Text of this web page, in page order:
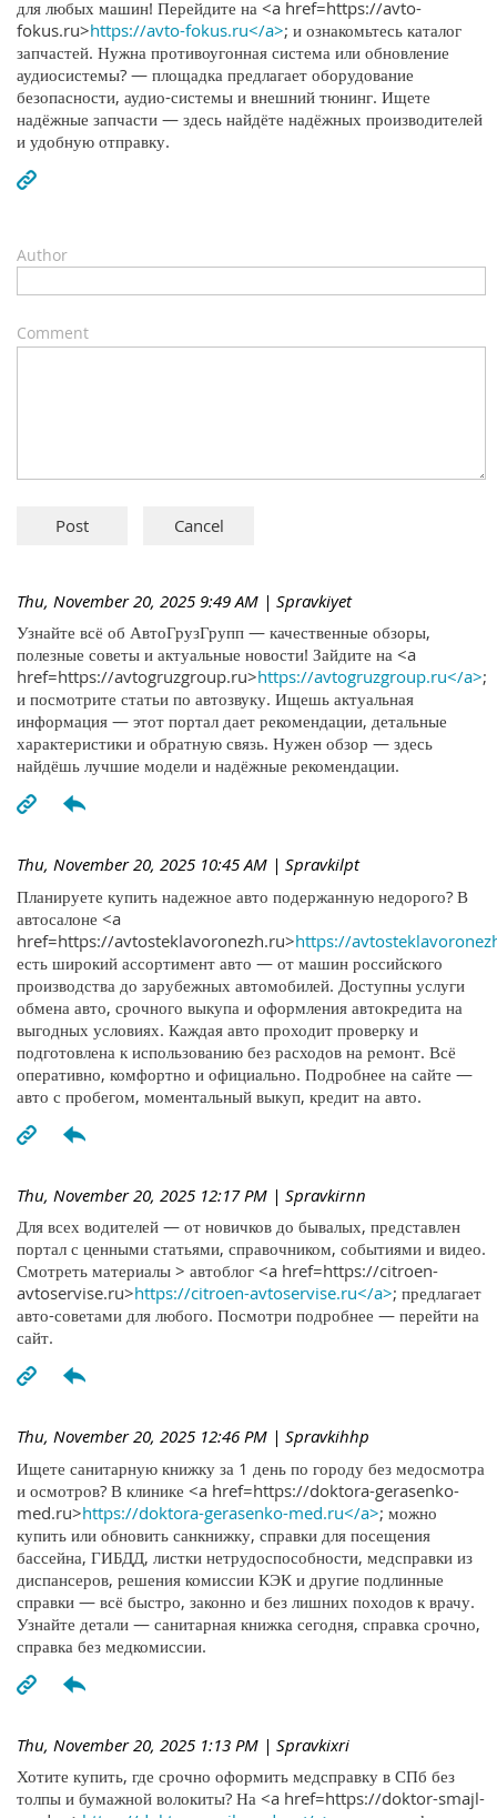
для любых машин! Перейдите на <a href=https://avto-
fokus.ru>https://avto-fokus.ru</a>; и ознакомьтесь каталог
запчастей. Нужна противоугонная система или обновление
аудиосистемы? — площадка предлагает оборудование
безопасности, аудио-системы и внешний тюнинг. Ищете
надёжные запчасти — здесь найдёте надёжных производителей
и удобную отправку.
Author
Comment
Thu, November 20, 2025 9:49 AM | Spravkiyet
Узнайте всё об АвтоГрузГрупп — качественные обзоры,
полезные советы и актуальные новости! Зайдите на <a
href=https://avtogruzgroup.ru>https://avtogruzgroup.ru</a>;
и посмотрите статьи по автозвуку. Ищешь актуальная
информация — этот портал дает рекомендации, детальные
характеристики и обратную связь. Нужен обзор — здесь
найдёшь лучшие модели и надёжные рекомендации.
Thu, November 20, 2025 10:45 AM | Spravkilpt
Планируете купить надежное авто подержанную недорого? В
автосалоне <a
href=https://avtosteklavoronezh.ru>https://
есть широкий ассортимент авто — от машин российского
производства до зарубежных автомобилей. Доступны услуги
обмена авто, срочного выкупа и оформления автокредита на
выгодных условиях. Каждая авто проходит проверку и
подготовлена к использованию без расходов на ремонт. Всё
оперативно, комфортно и официально. Подробнее на сайте —
авто с пробегом, моментальный выкуп, кредит на авто.
Thu, November 20, 2025 12:17 PM | Spravkirnn
Для всех водителей — от новичков до бывалых, представлен
портал с ценными статьями, справочником, событиями и видео.
Смотреть материалы > автоблог <a href=https://citroen-
avtoservise.ru>https://citroen-avtoservise.ru</a>; предлагает
авто-советами для любого. Посмотри подробнее — перейти на
сайт.
Thu, November 20, 2025 12:46 PM | Spravkihhp
Ищете санитарную книжку за 1 день по городу без медосмотра
и осмотров? В клинике <a href=https://doktora-gerasenko-
med.ru>https://doktora-gerasenko-med.ru</a>; можно
купить или обновить санкнижку, справки для посещения
бассейна, ГИБДД, листки нетрудоспособности, медсправки из
диспансеров, решения комиссии КЭК и другие подлинные
справки — всё быстро, законно и без лишних походов к врачу.
Узнайте детали — санитарная книжка сегодня, справка срочно,
справка без медкомиссии.
Thu, November 20, 2025 1:13 PM | Spravkixri
Хотите купить, где срочно оформить медсправку в СПб без
толпы и бумажной волокиты? На <a href=https://doktor-smajl-